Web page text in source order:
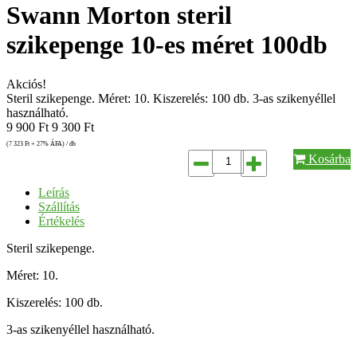
Swann Morton steril
szikepenge 10-es méret 100db
Akciós!
Steril szikepenge. Méret: 10. Kiszerelés: 100 db. 3-as szikenyéllel
használható.
9 900 Ft 9 300 Ft
(7 323 Ft + 27% ÁFA) / db
Kosárba
Leírás
Szállítás
Értékelés
Steril szikepenge.
Méret: 10.
Kiszerelés: 100 db.
3-as szikenyéllel használható.